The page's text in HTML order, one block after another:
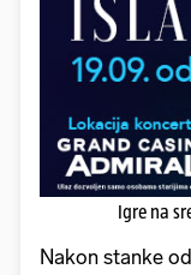
Igre na
Nakon stanke